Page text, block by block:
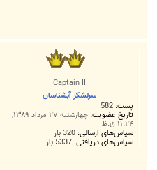
Captain II
سرلشکر آبشناسان
پست: 582
تاریخ عضویت: چهارشنبه ۲۷ مرداد ۱۳۸۹,
۱۱:۲۴ ق.ظ
سپاس‌های ارسالی: 320 بار
سپاس‌های دریافتی: 5337 بار